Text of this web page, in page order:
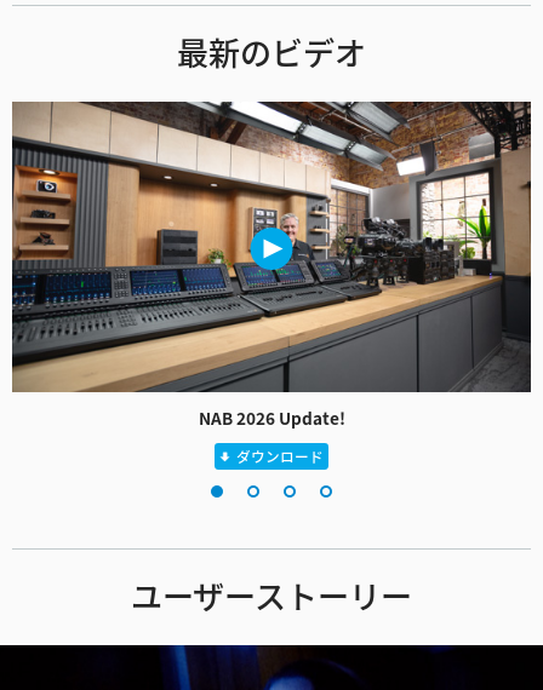
最新のビデオ
NAB 2026 Update!
ダウンロード
ユーザーストーリー